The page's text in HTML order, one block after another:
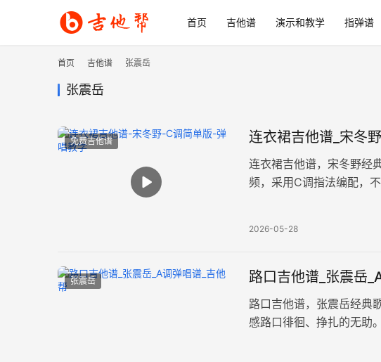
首页 吉他谱 演示和教学 指弹谱
首页 吉他谱 张震岳
张震岳
免费吉他谱 连衣裙吉他谱_宋冬
连衣裙吉他谱，宋冬野
频，采用C调指法编配，
2026-05-28
张震岳 路口吉他谱_张震岳
路口吉他谱，张震岳经典
感路口徘徊、挣扎的无助